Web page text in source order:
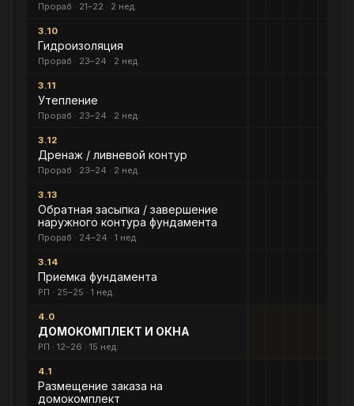
Прораб · 21–22 · 2 нед.
3.10
Гидроизоляция
Прораб · 23–24 · 2 нед.
3.11
Утепление
Прораб · 23–24 · 2 нед.
3.12
Дренаж / ливневой контур
Прораб · 23–24 · 2 нед.
3.13
Обратная засыпка / завершение
наружного контура фундамента
Прораб · 24–24 · 1 нед.
3.14
Приемка фундамента
РП · 25–25 · 1 нед.
4.0
ДОМОКОМПЛЕКТ И ОКНА
РП · 12–26 · 15 нед.
4.1
Размещение заказа на
домокомплект